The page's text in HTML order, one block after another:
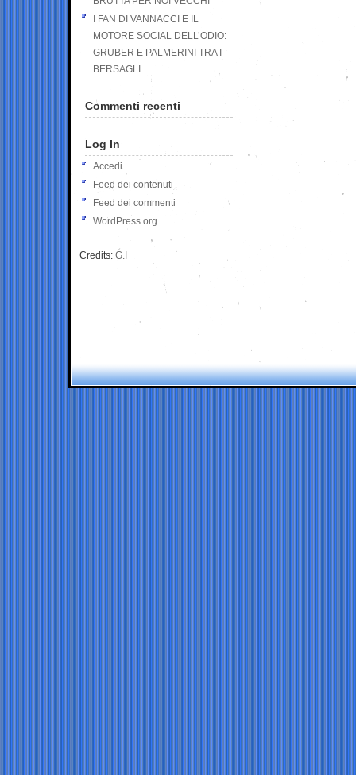
I FAN DI VANNACCI E IL
MOTORE SOCIAL DELL’ODIO:
GRUBER E PALMERINI TRA I
BERSAGLI
Commenti recenti
Log In
Accedi
Feed dei contenuti
Feed dei commenti
WordPress.org
Credits: G.I